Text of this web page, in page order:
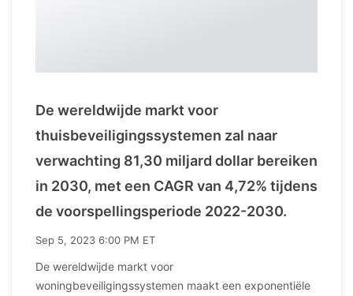
De wereldwijde markt voor
thuisbeveiligingssystemen zal naar
verwachting 81,30 miljard dollar bereiken
in 2030, met een CAGR van 4,72% tijdens
de voorspellingsperiode 2022-2030.
Sep 5, 2023 6:00 PM ET
De wereldwijde markt voor
woningbeveiligingssystemen maakt een exponentiële